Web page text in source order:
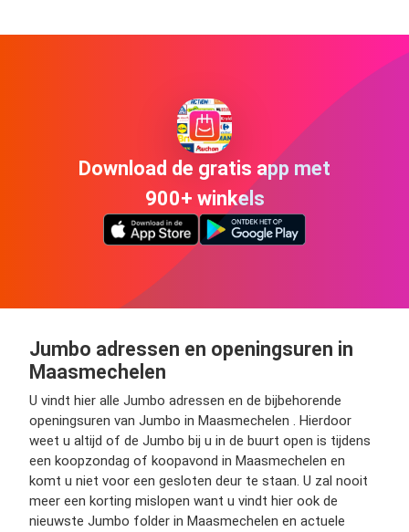
Download de gratis app met
900+ winkels
Jumbo adressen en openingsuren in
Maasmechelen
U vindt hier alle Jumbo adressen en de bijbehorende
openingsuren van Jumbo in Maasmechelen . Hierdoor
weet u altijd of de Jumbo bij u in de buurt open is tijdens
een koopzondag of koopavond in Maasmechelen en
komt u niet voor een gesloten deur te staan. U zal nooit
meer een korting mislopen want u vindt hier ook de
nieuwste Jumbo folder in Maasmechelen en actuele